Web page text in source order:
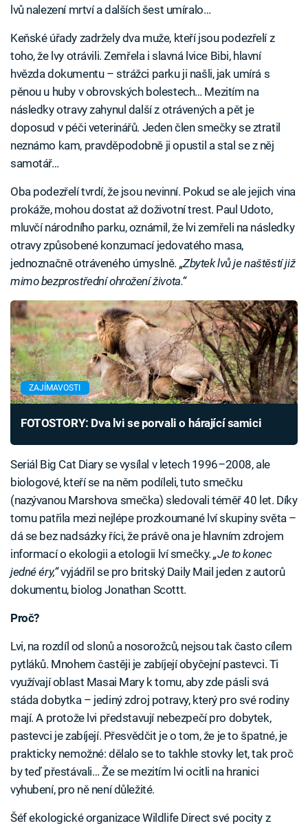
lvů nalezení mrtví a dalších šest umíralo…
Keňské úřady zadržely dva muže, kteří jsou podezřelí z
toho, že lvy otrávili. Zemřela i slavná lvice Bibi, hlavní
hvězda dokumentu – strážci parku ji našli, jak umírá s
pěnou u huby v obrovských bolestech… Mezitím na
následky otravy zahynul další z otrávených a pět je
doposud v péči veterinářů. Jeden člen smečky se ztratil
neznámo kam, pravděpodobně ji opustil a stal se z něj
samotář…
Oba podezřelí tvrdí, že jsou nevinní. Pokud se ale jejich vina
prokáže, mohou dostat až doživotní trest. Paul Udoto,
mluvčí národního parku, oznámil, že lvi zemřeli na následky
otravy způsobené konzumací jedovatého masa,
jednoznačně otráveného úmyslně. „Zbytek lvů je naštěstí již
mimo bezprostřední ohrožení života.“
ZAJÍMAVOSTI
FOTOSTORY: Dva lvi se porvali o hárající samici
Seriál Big Cat Diary se vysílal v letech 1996–2008, ale
biologové, kteří se na něm podíleli, tuto smečku
(nazývanou Marshova smečka) sledovali téměř 40 let. Díky
tomu patřila mezi nejlépe prozkoumané lví skupiny světa –
dá se bez nadsázky říci, že právě ona je hlavním zdrojem
informací o ekologii a etologii lví smečky.„Je to konec
jedné éry,“vyjádřil se pro britský Daily Mail jeden z autorů
dokumentu, biolog Jonathan Scottt.
Proč?
Lvi, na rozdíl od slonů a nosorožců, nejsou tak často cílem
pytláků. Mnohem častěji je zabíjejí obyčejní pastevci. Ti
využívají oblast Masai Mary k tomu, aby zde pásli svá
stáda dobytka – jediný zdroj potravy, který pro své rodiny
mají. A protože lvi představují nebezpečí pro dobytek,
pastevci je zabíjejí. Přesvědčit je o tom, že je to špatné, je
prakticky nemožné: dělalo se to takhle stovky let, tak proč
by teď přestávali… Že se mezitím lvi ocitli na hranici
vyhubení, pro ně není důležité.
Šéf ekologické organizace Wildlife Direct své pocity z